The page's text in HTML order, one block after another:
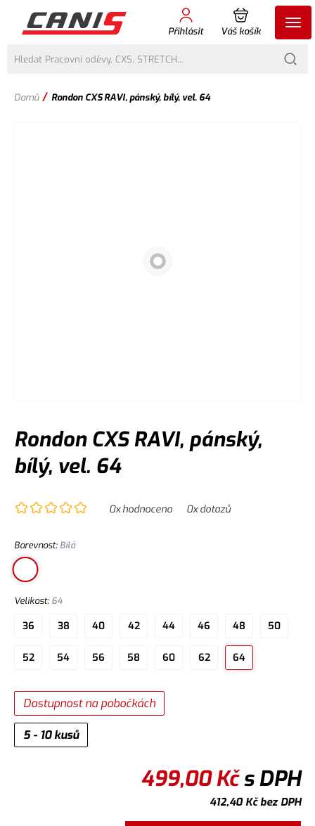
Přihlásit Váš košík
Domů / Rondon CXS RAVI, pánský, bílý, vel. 64
Rondon CXS RAVI, pánský,
bílý, vel. 64
0x hodnoceno 0x dotazů
Barevnost: Bílá
Velikost: 64
36 38 40 42 44 46 48 50
52 54 56 58 60 62 64
5 - 10 kusů
Dostupnost na pobočkách
499,00Kčs DPH
412,40Kčbez DPH